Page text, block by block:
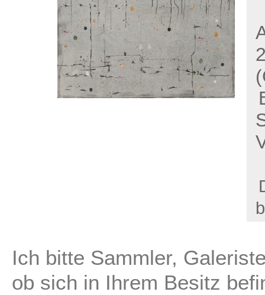
Ich bitte Sammler,
ob sich in Ihrem Besitz